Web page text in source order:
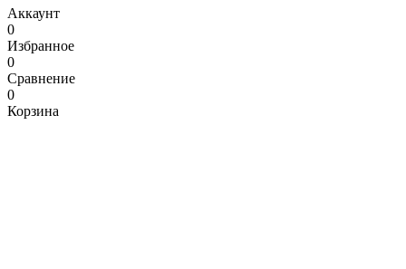
Аккаунт
0
Избранное
0
Сравнение
0
Корзина